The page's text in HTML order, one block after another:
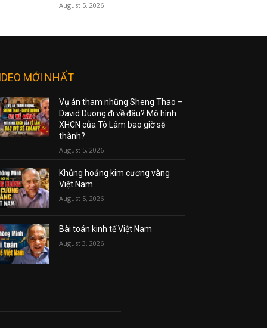
August 5, 2026
MỚI NHẤT
Vụ án tham nhũng Sheng Thao –
David Duong đi về đâu? Mô hình
XHCN của Tô Lâm bao giờ sẽ
thành?
August 5, 2026
Khủng hoảng kim cương vàng
Việt Nam
August 5, 2026
Bài toán kinh tế Việt Nam
August 3, 2026